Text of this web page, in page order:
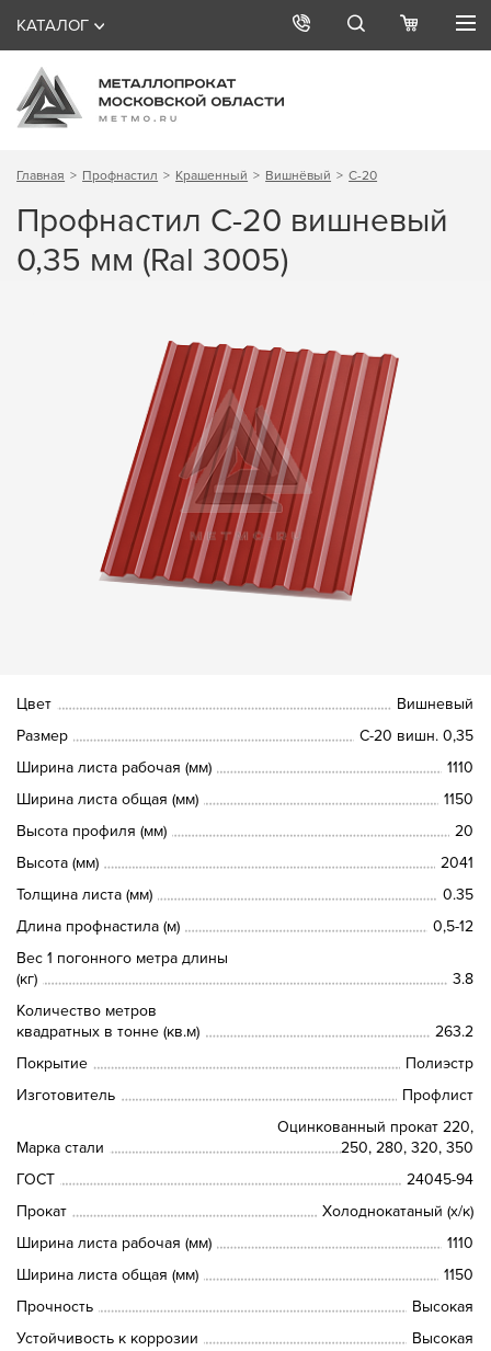
КАТАЛОГ
Главная Профнастил Крашенный Вишнёвый С-20
Профнастил С-20 вишневый
0,35 мм (Ral 3005)
Цвет
Вишневый
Размер
С-20 вишн. 0,35
Ширина листа рабочая (мм)
1110
Ширина листа общая (мм)
1150
Высота профиля (мм)
20
Высота (мм)
2041
Толщина листа (мм)
0.35
Длина профнастила (м)
0,5-12
Вес 1 погонного метра длины
(кг)
3.8
Количество метров
квадратных в тонне (кв.м)
263.2
Покрытие
Полиэстр
Изготовитель
Профлист
Марка стали
Оцинкованный прокат 220,
250, 280, 320, 350
ГОСТ
24045-94
Прокат
Холоднокатаный (х/к)
Ширина листа рабочая (мм)
1110
Ширина листа общая (мм)
1150
Прочность
Высокая
Устойчивость к коррозии
Высокая